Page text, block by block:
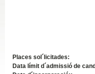
Slide24
Places sol´licitades:
Data límit d´admissió de